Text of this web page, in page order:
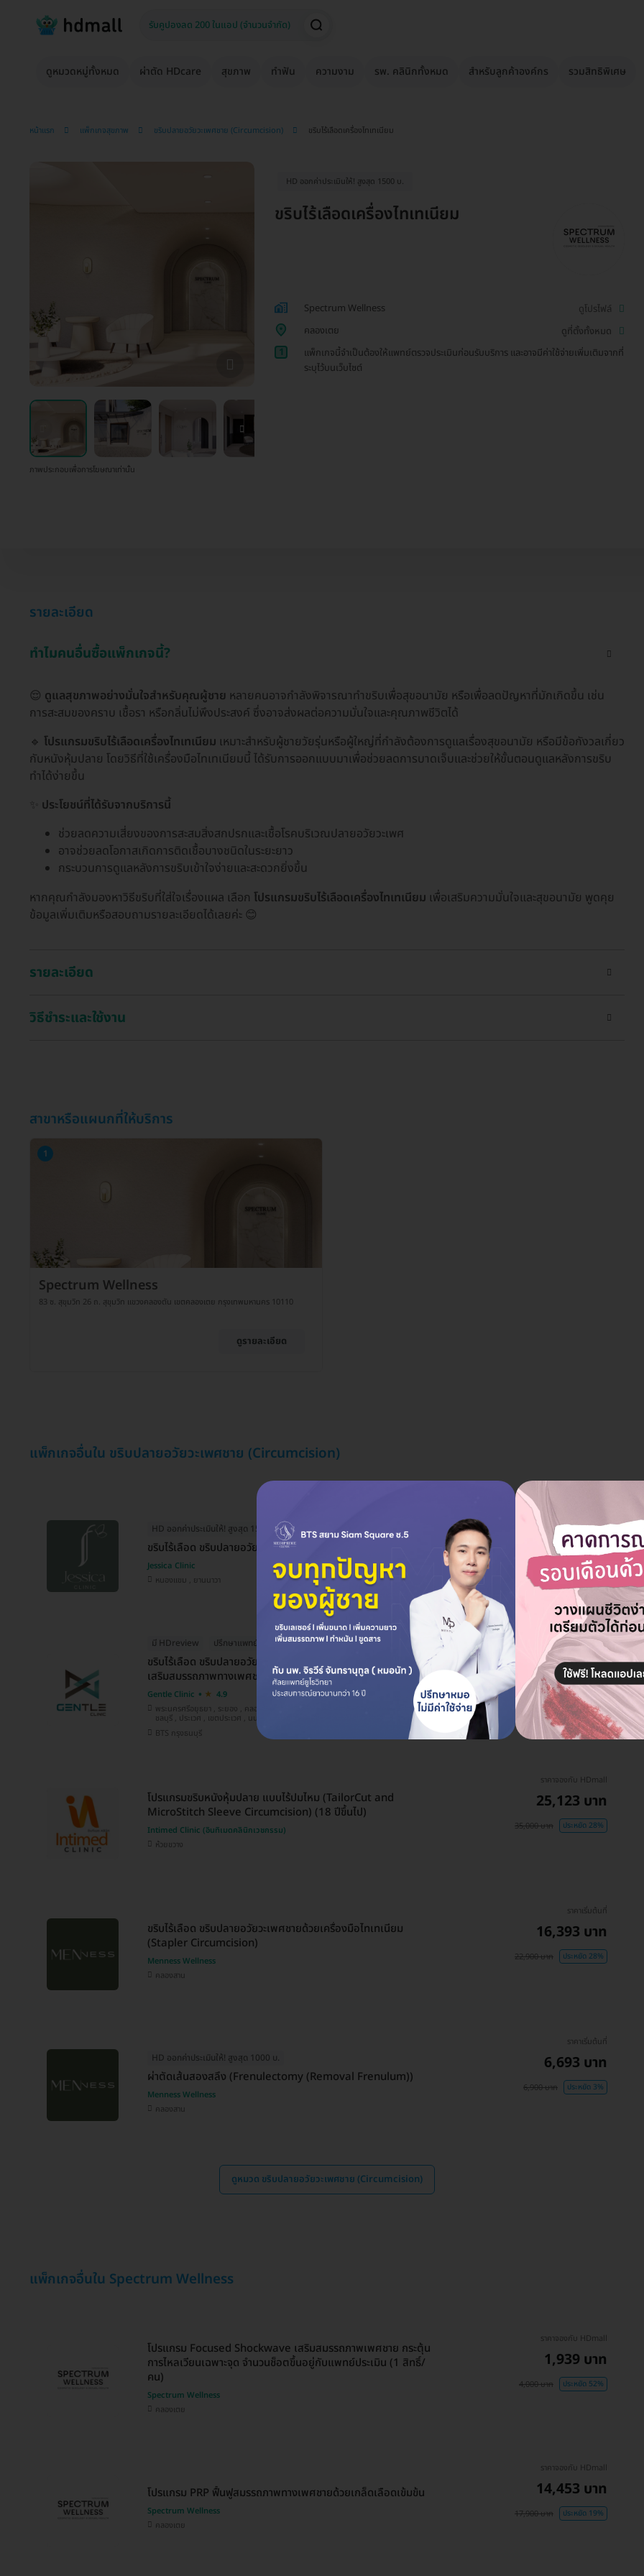
ดูหมวดหมู่ทั้งหมด ผ่าตัด HDcare สุขภาพ ทำฟัน ความงาม รพ. คลินิกทั้งหมด สำหรับลูกค้าองค์กร รวมสิทธิพิเศษ
หน้าแรก แพ็กเกจสุขภาพ ขริบปลายอวัยวะเพศชาย (Circumcision) ขริบไร้เลือดเครื่องไทเทเนียม
ภาพประกอบเพื่อการโฆษณาเท่านั้น
HD ออกค่าประเมินให้! สูงสุด 1500 บ.
ขริบไร้เลือดเครื่องไทเทเนียม
Spectrum Wellness
ดูโปรไฟล์
คลองเตย
ดูที่ตั้งทั้งหมด
1
แพ็กเกจนี้จำเป็นต้องให้แพทย์ตรวจประเมินก่อนรับบริการ และอาจมีค่าใช้จ่ายเพิ่มเติมจากที่
ระบุไว้บนเว็บไซต์
รายละเอียด
ทำไมคนอื่นซื้อแพ็กเกจนี้?
😌 ดูแลสุขภาพอย่างมั่นใจสำหรับคุณผู้ชาย หลายคนอาจกำลังพิจารณาทำขริบเพื่อสุขอนามัย หรือเพื่อลดปัญหาที่มักเกิดขึ้น เช่น
การสะสมของคราบ เชื้อรา หรือกลิ่นไม่พึงประสงค์ ซึ่งอาจส่งผลต่อความมั่นใจและคุณภาพชีวิตได้
🔹 โปรแกรมขริบไร้เลือดเครื่องไทเทเนียม เหมาะสำหรับผู้ชายวัยรุ่นหรือผู้ใหญ่ที่กำลังต้องการดูแลเรื่องสุขอนามัย หรือมีข้อกังวลเกี่ยว
กับหนังหุ้มปลาย โดยวิธีที่ใช้เครื่องมือไทเทเนียมนี้ ได้รับการออกแบบมาเพื่อช่วยลดการบาดเจ็บและช่วยให้ขั้นตอนดูแลหลังการขริบ
ทำได้ง่ายขึ้น
ประโยชน์ที่ได้รับจากบริการนี้
ช่วยลดความเสี่ยงของการสะสมสิ่งสกปรกและเชื้อโรคบริเวณปลายอวัยวะเพศ
อาจช่วยลดโอกาสเกิดการติดเชื้อบางชนิดในระยะยาว
กระบวนการดูแลหลังการขริบเข้าใจง่ายและสะดวกยิ่งขึ้น
หากคุณกำลังมองหาวิธีขริบที่ใส่ใจเรื่องแผล เลือก โปรแกรมขริบไร้เลือดเครื่องไทเทเนียม เพื่อเสริมความมั่นใจและสุขอนามัย พูดคุย
ข้อมูลเพิ่มเติมหรือสอบถามรายละเอียดได้เลยค่ะ 😊
รายละเอียด
วิธีชำระและใช้งาน
สาขาหรือแผนกที่ให้บริการ
1
Spectrum Wellness
83 ซ. สุขุมวิท 26 ถ. สุขุมวิท แขวงคลองตัน เขตคลองเตย กรุงเทพมหานคร 10110
ดูรายละเอียด
แพ็กเกจอื่นใน ขริบปลายอวัยวะเพศชาย (Circumcision)
HD ออกค่าประเมินให้! สูงสุด 1500 บ.
ขริบไร้เลือด ขริบปลายอวัยวะเพศชาย ด้วยเครื่องมือไทเทเนียม
Jessica Clinic
หนองแขม , ยานนาวา
12,609 บาท
12,999 บาท ประหยัด 3%
มี HDreview ปรึกษาแพทย์ก่อนทำ ฟรี!
ขริบไร้เลือด ขริบปลายอวัยวะเพศชายด้วยเครื่องมือไทเทเนียม พร้อม
เสริมสมรรถภาพทางเพศชาย ด้วย Linear Shock Wave
Gentle Clinic
4.9
พระนครศรีอยุธยา , ระยอง , คลองสาน , วังทองหลาง , บางบอน , ปทุมธานี , อุดรธานี ,
ชลบุรี , ประเวศ , เขตประเวศ , นนทบุรี
BTS กรุงธนบุรี
ราคาเริ่มต้นที่
25,123 บาท
25,900 บาท ประหยัด 3%
โปรแกรมขริบหนังหุ้มปลาย แบบไร้ปมไหม (TailorCut and
MicroStitch Sleeve Circumcision) (18 ปีขึ้นไป)
Intimed Clinic (อินทิเมดคลินิกเวชกรรม)
ห้วยขวาง
ราคาจองกับ HDmall
25,123 บาท
35,000 บาท ประหยัด 28%
ขริบไร้เลือด ขริบปลายอวัยวะเพศชายด้วยเครื่องมือไทเทเนียม
(Stapler Circumcision)
Menness Wellness
คลองสาน
ราคาเริ่มต้นที่
16,393 บาท
22,900 บาท ประหยัด 28%
HD ออกค่าประเมินให้! สูงสุด 1000 บ.
ผ่าตัดเส้นสองสลึง (Frenulectomy (Removal Frenulum))
Menness Wellness
คลองสาน
ราคาเริ่มต้นที่
6,693 บาท
6,900 บาท ประหยัด 3%
ดูหมวด ขริบปลายอวัยวะเพศชาย (Circumcision)
แพ็กเกจอื่นใน Spectrum Wellness
โปรแกรม Focused Shockwave เสริมสมรรถภาพเพศชาย กระตุ้น
การไหลเวียนเฉพาะจุด จำนวนช็อตขึ้นอยู่กับแพทย์ประเมิน (1 สิทธิ์/
คน)
Spectrum Wellness
คลองเตย
ราคาจองกับ HDmall
1,939 บาท
4,000 บาท ประหยัด 52%
โปรแกรม PRP ฟื้นฟูสมรรถภาพทางเพศชายด้วยเกล็ดเลือดเข้มข้น
Spectrum Wellness
คลองเตย
ราคาจองกับ HDmall
14,453 บาท
17,900 บาท ประหยัด 19%